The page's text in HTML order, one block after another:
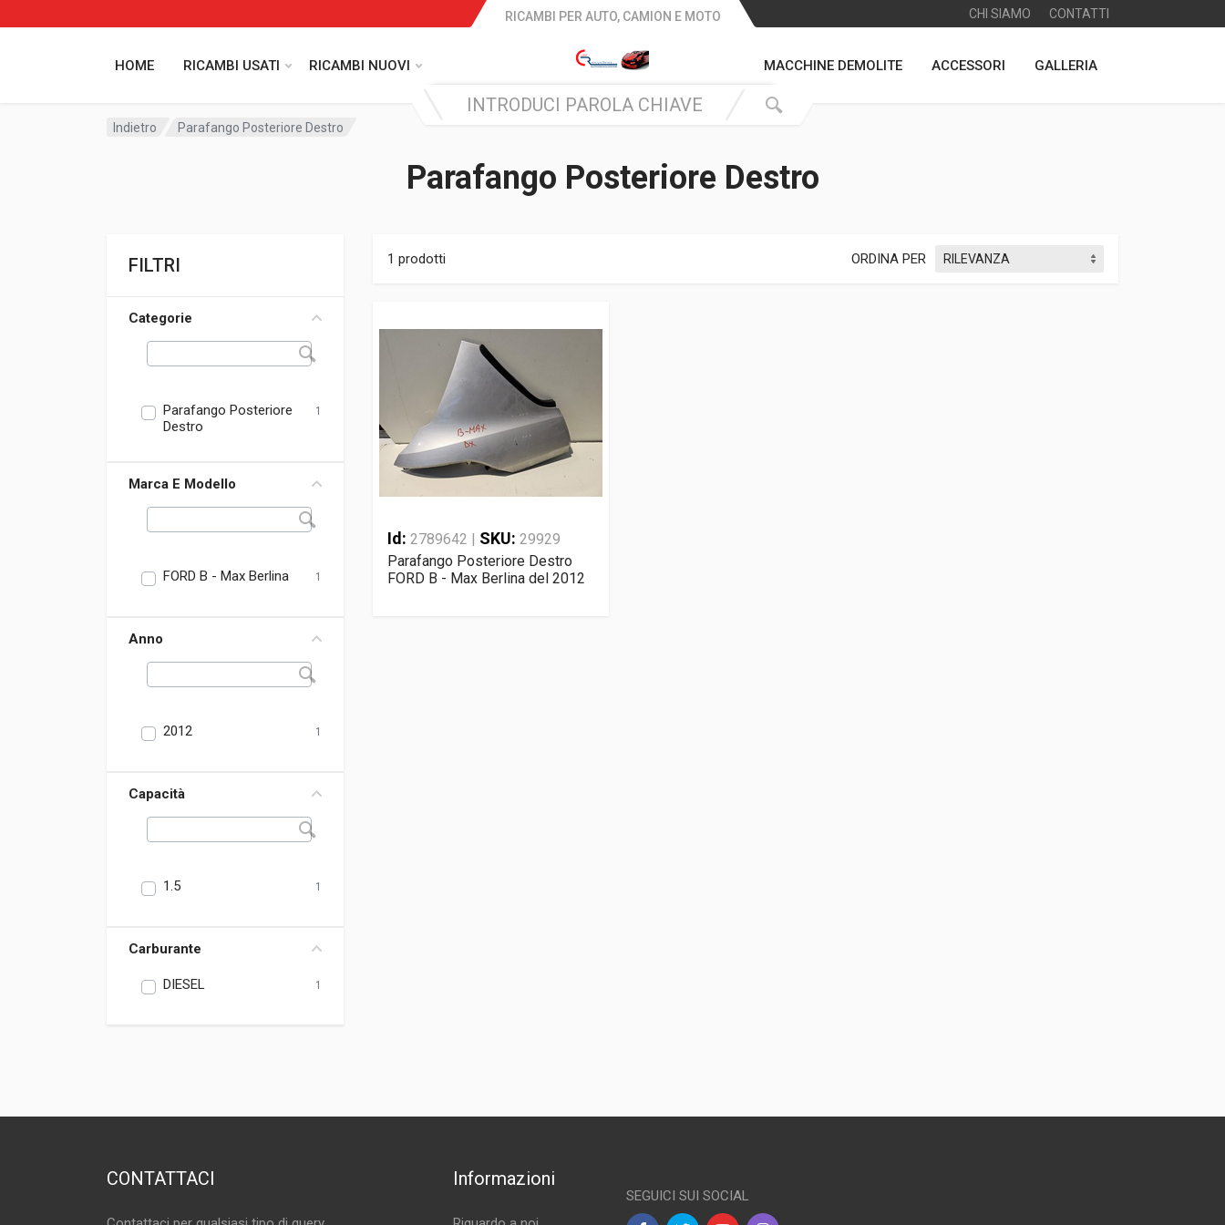
CHI SIAMO CONTATTI
HOME RICAMBI USATI RICAMBI NUOVI
RICAMBI PER AUTO, CAMION E MOTO
MACCHINE DEMOLITE ACCESSORI GALLERIA
Indietro Parafango Posteriore Destro
Parafango Posteriore Destro
FILTRI
Categorie
Parafango Posteriore
Destro
1
Marca E Modello
FORD B - Max Berlina 1
Anno
2012 1
Capacità
1.5 1
Carburante
DIESEL 1
1 prodotti ORDINA PER
Id: 2789642 | SKU: 29929
Parafango Posteriore Destro
FORD B - Max Berlina del 2012
CONTATTACI Informazioni
SEGUICI SUI SOCIAL